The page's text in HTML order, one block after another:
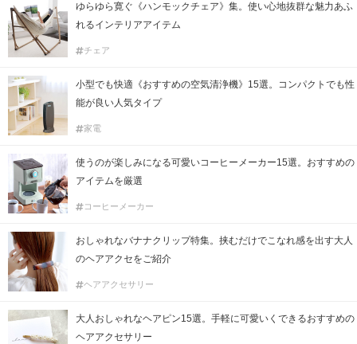
ゆらゆら寛ぐ《ハンモックチェア》集。使い心地抜群な魅力あふ
れるインテリアアイテム
チェア
小型でも快適《おすすめの空気清浄機》15選。コンパクトでも性
能が良い人気タイプ
家電
使うのが楽しみになる可愛いコーヒーメーカー15選。おすすめの
アイテムを厳選
コーヒーメーカー
おしゃれなバナナクリップ特集。挟むだけでこなれ感を出す大人
のヘアアクセをご紹介
ヘアアクセサリー
大人おしゃれなヘアピン15選。手軽に可愛いくできるおすすめの
ヘアアクセサリー